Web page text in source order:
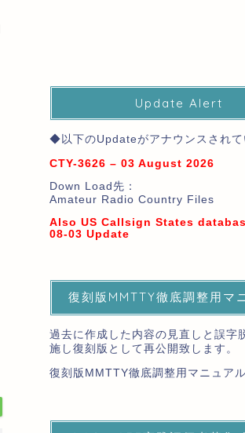
Update Alert
◆以下のUpdateがアナウンスされて
CTY-3626 – 03 August 2026
Down Load先：
Amateur Radio Country Files
Also US Callsign States
08-03 Update
復刻版MMTTY徹底調整用マ
過去に作成した内容の見直しと誤字
施し復刻版として再公開致します。
復刻版MMTTY徹底調整用マニュアル